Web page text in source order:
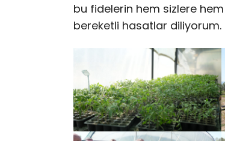
bu fidelerin hem sizlere hem
bereketli hasatlar diliyorum.